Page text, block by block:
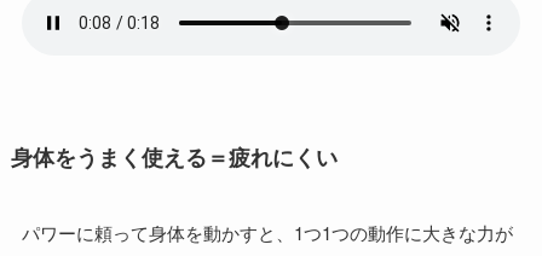
身体をうまく使える＝疲れにくい
パワーに頼って身体を動かすと、1つ1つの動作に大きな力が